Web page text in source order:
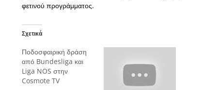
φετινού προγράμματος.
Σχετικά
Ποδοσφαιρική δράση
από Bundesliga και
Liga NOS στην
Cosmote TV